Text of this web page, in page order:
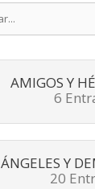
AMIGOS Y
6
ÁNGELES Y
20